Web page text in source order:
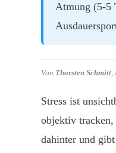
Atmung (5-5
Von Thorsten Schmitt,
Stress ist
objektiv tracken,
dahinter und